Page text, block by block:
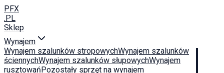
PFX
.PL
Sklep
Wynajem
Wynajem szalunków stropowychWynajem szalunków
ściennychWynajem szalunków słupowychWynajem
rusztowańPozostały sprzęt na wynajem